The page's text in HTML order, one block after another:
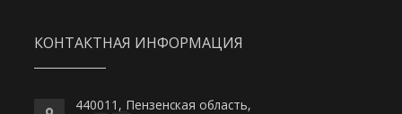
КОНТАКТНАЯ ИНФОРМАЦИЯ
440011, Пензенская область,